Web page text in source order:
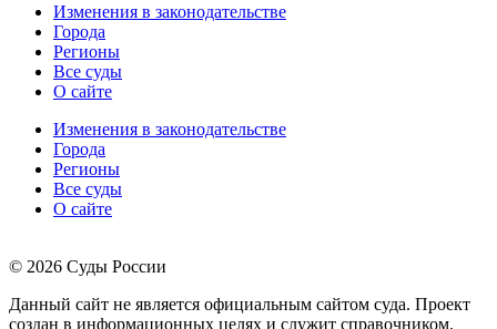
Изменения в законодательстве
Города
Регионы
Все суды
О сайте
Изменения в законодательстве
Города
Регионы
Все суды
О сайте
© 2026 Суды России
Данный сайт не является официальным сайтом суда. Проект
создан в информационных целях и служит справочником.